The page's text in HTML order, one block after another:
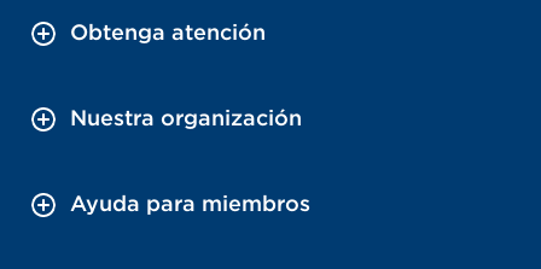
Obtenga atención
Nuestra organización
Ayuda para miembros